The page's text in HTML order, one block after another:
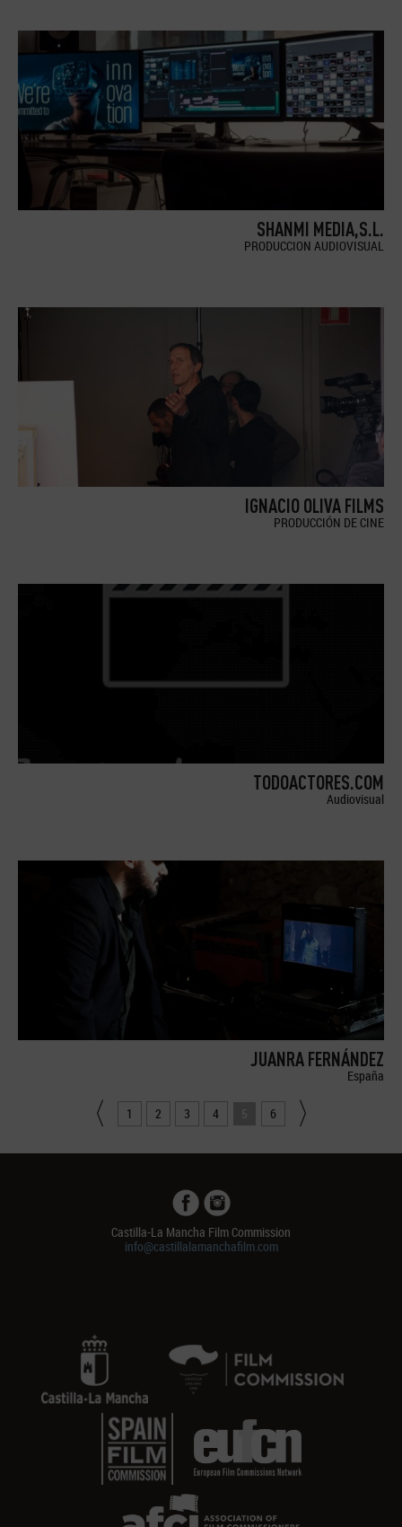
SHANMI MEDIA,S.L.
PRODUCCION AUDIOVISUAL
IGNACIO OLIVA FILMS
PRODUCCIÓN DE CINE
TODOACTORES.COM
Audiovisual
JUANRA FERNÁNDEZ
España
1 2 3 4 5 6
Castilla-La Mancha Film Commission
info@castillalamanchafilm.com